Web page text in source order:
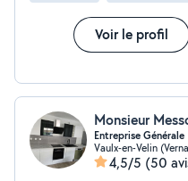
Voir le profil
Monsieur
Entreprise Générale
Vaulx-en-Velin
4,5/5 (50